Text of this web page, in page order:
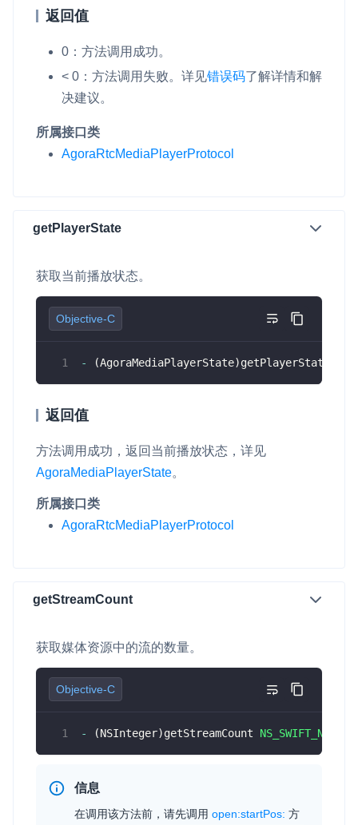
返回值
0：方法调用成功。
< 0：方法调用失败。详见错误码了解详情和解
决建议。
所属接口类
AgoraRtcMediaPlayerProtocol
getPlayerState
获取当前播放状态。
Objective-C
- (AgoraMediaPlayerState)getPlayerState
返回值
方法调用成功，返回当前播放状态，详见
AgoraMediaPlayerState。
所属接口类
AgoraRtcMediaPlayerProtocol
getStreamCount
获取媒体资源中的流的数量。
Objective-C
- (NSInteger)getStreamCount NS_SWIFT_NAME
信息
在调用该方法前，请先调用 open:startPos: 方